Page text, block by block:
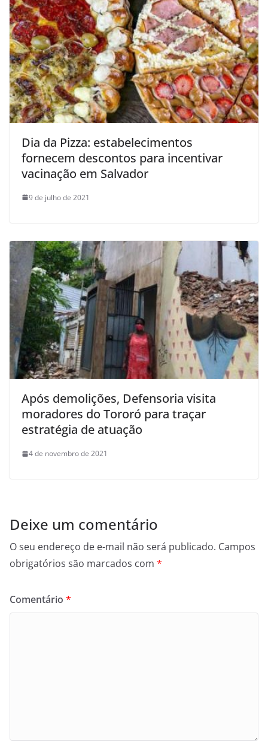
Dia da Pizza: estabelecimentos
fornecem descontos para incentivar
vacinação em Salvador
9 de julho de 2021
Após demolições, Defensoria visita
moradores do Tororó para traçar
estratégia de atuação
4 de novembro de 2021
Deixe um comentário
O seu endereço de e-mail não será publicado. Campos
obrigatórios são marcados com *
Comentário *